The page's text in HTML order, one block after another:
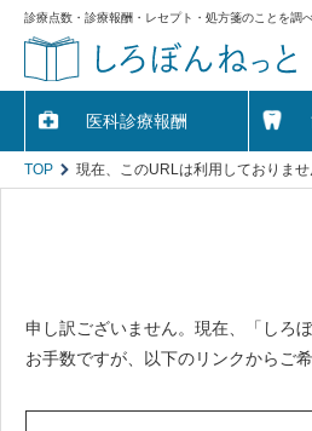
診療点数・診療報酬・レセプト・処方箋のことを調
医科診療報酬
TOP 現在、このURLは利用しておりませ
申し訳ございません。現在、「しろ
お手数ですが、以下のリンクからご